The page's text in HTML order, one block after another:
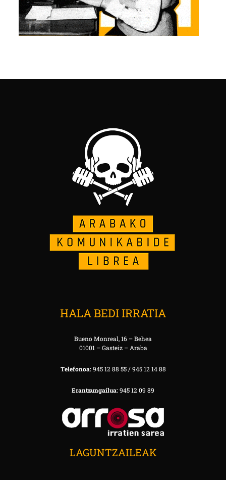
HALA BEDI IRRATIA
Bueno Monreal, 16 – Behea
01001 – Gasteiz – Araba
Telefonoa:945 12 88 55 / 945 12 14 88
Erantzungailua:945 12 09 89
LAGUNTZAILEAK